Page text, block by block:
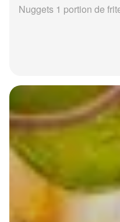
Nuggets 1 portion de